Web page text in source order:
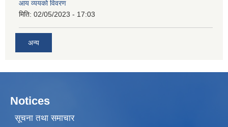
आय व्ययको विवरण
मिति: 02/05/2023 - 17:03
अन्य
Notices
सूचना तथा समाचार